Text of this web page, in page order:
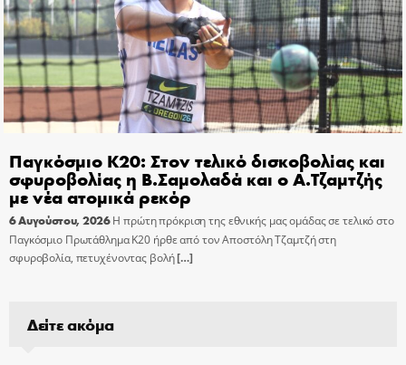
Παγκόσμιο Κ20: Στον τελικό δισκοβολίας και
σφυροβολίας η Β.Σαμολαδά και ο Α.Τζαμτζής
με νέα ατομικά ρεκόρ
6 Αυγούστου, 2026 Η πρώτη πρόκριση της εθνικής μας ομάδας σε τελικό στο
Παγκόσμιο Πρωτάθλημα Κ20 ήρθε από τον Αποστόλη Τζαμτζή στη
σφυροβολία, πετυχένοντας βολή[…]
Δείτε ακόμα